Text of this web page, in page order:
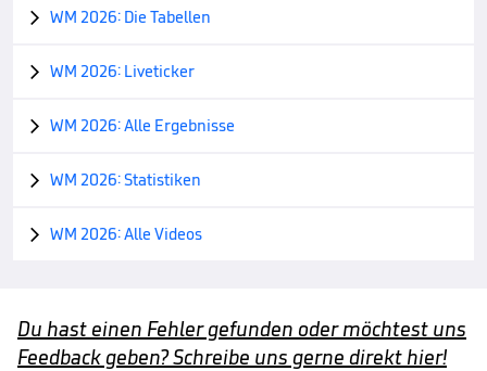
 WM 2026: Die Tabellen
 WM 2026: Liveticker
 WM 2026: Alle Ergebnisse
 WM 2026: Statistiken
 WM 2026: Alle Videos
Du hast einen Fehler gefunden oder möchtest uns
Feedback geben? Schreibe uns gerne direkt hier!